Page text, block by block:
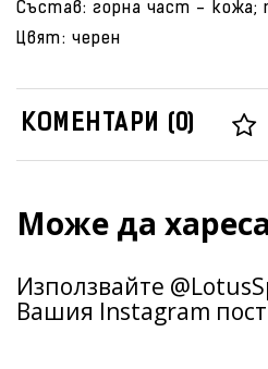
Състав: горна част - кожа;
Цвят: черен
КОМЕНТАРИ (0)
Може да
Използвайте
Вашия Instagram